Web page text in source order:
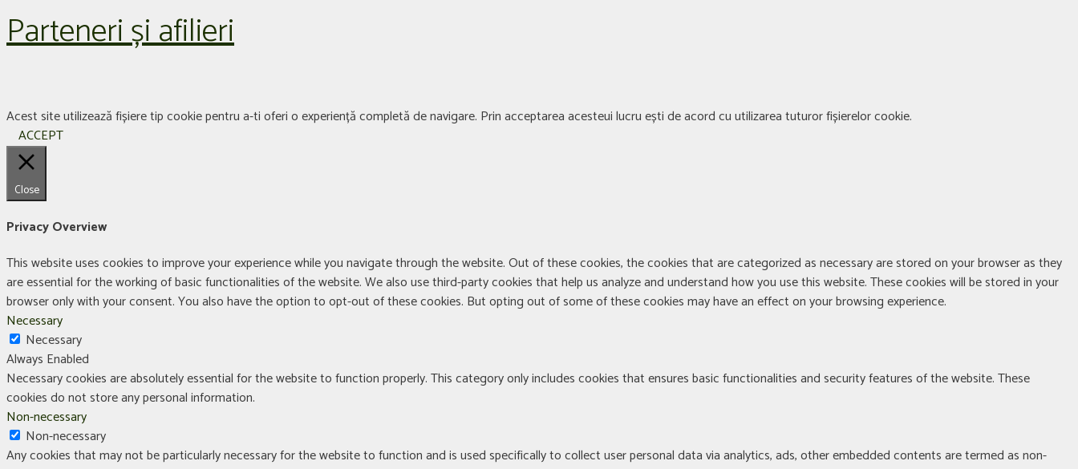
Parteneri și afilieri
Acest site utilizează fișiere tip cookie pentru a-ti oferi o experiență completă de navigare. Prin acceptarea acesteui lucru ești de acord cu utilizarea tuturor fișierelor cookie.
ACCEPT
Close
Privacy Overview
This website uses cookies to improve your experience while you navigate through the website. Out of these cookies, the cookies that are categorized as necessary are stored on your browser as they
are essential for the working of basic functionalities of the website. We also use third-party cookies that help us analyze and understand how you use this website. These cookies will be stored in your
browser only with your consent. You also have the option to opt-out of these cookies. But opting out of some of these cookies may have an effect on your browsing experience.
Necessary
Necessary
Always Enabled
Necessary cookies are absolutely essential for the website to function properly. This category only includes cookies that ensures basic functionalities and security features of the website. These
cookies do not store any personal information.
Non-necessary
Non-necessary
Any cookies that may not be particularly necessary for the website to function and is used specifically to collect user personal data via analytics, ads, other embedded contents are termed as non-